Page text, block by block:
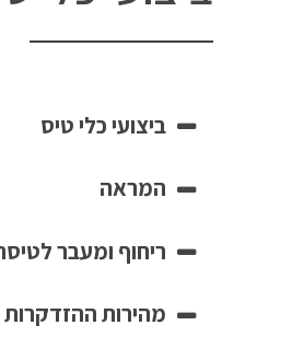
ביצועי כלי טיס
המראה
ריחוף ומעבר
מהירות ההזדקרות